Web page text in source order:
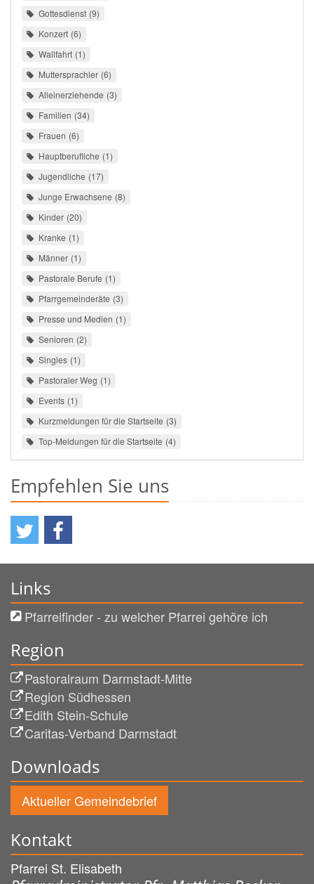
Gottesdienst 9
Konzert 6
Wallfahrt 1
Muttersprachler 6
Alleinerziehende 3
Familien 34
Frauen 6
Hauptberufliche 1
Jugendliche 17
Junge Erwachsene 8
Kinder 20
Kranke 1
Männer 1
Pastorale Berufe 1
Pfarrgemeinderäte 3
Presse und Medien 1
Senioren 2
Singles 1
Pastoraler Weg 1
Events 1
Kurzmeldungen für die Startseite 3
Top-Meldungen für die Startseite 4
Empfehlen Sie uns
Links
Pfarreifinder - zu welcher Pfarrei gehöre ich
Region
Pastoralraum Darmstadt-Mitte
Region Südhessen
Edith Stein-Schule
Caritas-Verband Darmstadt
Downloads
Aktueller Gemeindebrief
Kontakt
Pfarrei St. Elisabeth